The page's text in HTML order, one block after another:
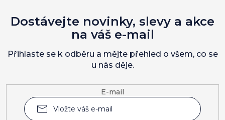
E-mail
Dostávejte novinky, slevy a akce
na váš e-mail
Přihlaste se k odběru a mějte přehled o všem, co se
u nás děje.